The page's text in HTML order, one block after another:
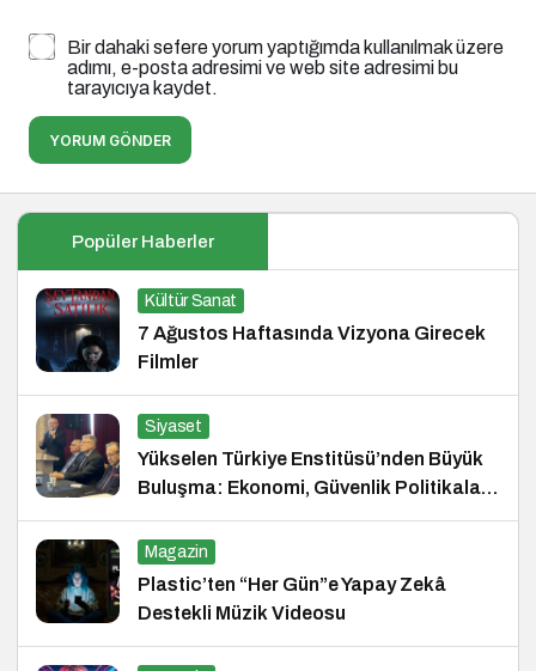
Bir dahaki sefere yorum yaptığımda kullanılmak üzere
adımı, e-posta adresimi ve web site adresimi bu
tarayıcıya kaydet.
YORUM GÖNDER
Popüler Haberler
Kültür Sanat
7 Ağustos Haftasında Vizyona Girecek
Filmler
Siyaset
Yükselen Türkiye Enstitüsü’nden Büyük
Buluşma: Ekonomi, Güvenlik Politikaları
ve Hukuk Konferansı
Magazin
Plastic’ten “Her Gün”e Yapay Zekâ
Destekli Müzik Videosu